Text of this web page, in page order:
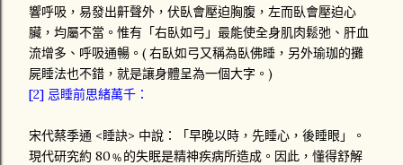
響呼吸，易發出鼾聲外，伏臥會壓迫胸腹，左而臥會壓迫心
臟，均屬不當。惟有「右臥如弓」最能使全身肌肉鬆弛、肝血
流增多、呼吸通暢。( 右臥如弓又稱為臥佛睡，另外瑜珈的攤
屍睡法也不錯，就是讓身體呈為一個大字。)
[2] 忌睡前思緒萬千：
宋代蔡季通 <睡訣> 中說：「早晚以時，先睡心，後睡眼」。
現代研究約 80﹪的失眠是精神疾病所造成。因此，懂得舒解